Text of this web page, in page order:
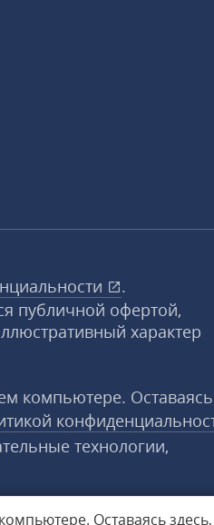
Оставаясь
.
публичной офертой,
характер
компьютере. Оставаясь
технологии,